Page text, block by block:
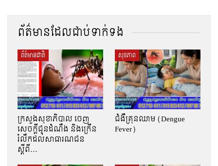
ព័ត៌មានដែលជាប់ទាក់ទង
ព័ត៌មានជាតិ
ក្រសួងសុខាភិបាល ចេញ
សេចក្តីជូនដំណឹង និងក្រើន
រំលឹកដល់សាធារណជន
ស្ដីពី…
សុខភាព
ជំងឺគ្រុនឈាម (Dengue
Fever)